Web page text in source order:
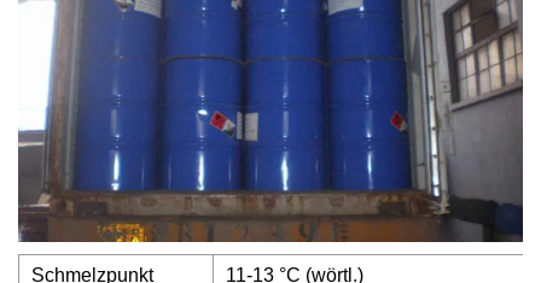
Schmelzpunkt 11-13 °C (wörtl.)